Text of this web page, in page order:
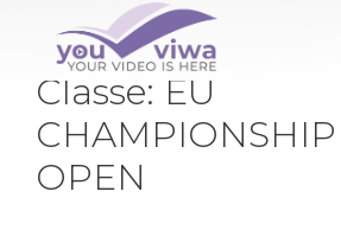
Classe: EU
OPEN